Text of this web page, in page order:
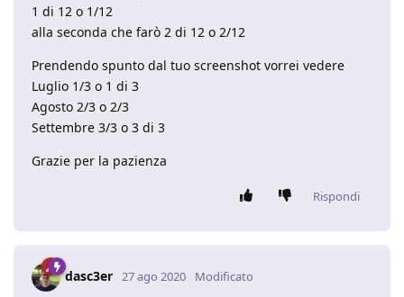
1 di 12 o 1/12
alla seconda che farò 2 di 12 o 2/12
Prendendo spunto dal tuo screenshot vorrei vedere
Luglio 1/3 o 1 di 3
Agosto 2/3 o 2/3
Settembre 3/3 o 3 di 3
Grazie per la pazienza
Rispondi
dasc3er 27 ago 2020 Modificato